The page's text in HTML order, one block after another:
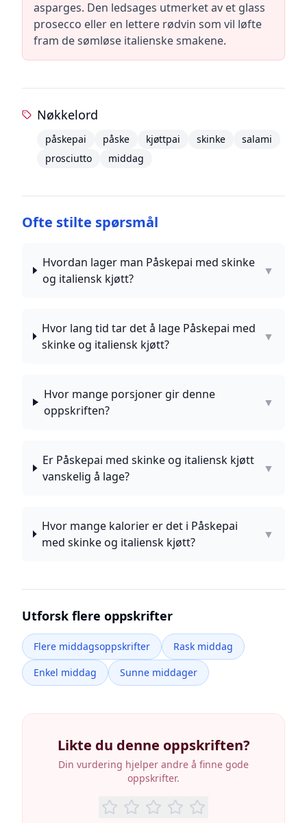
asparges. Den ledsages utmerket av et glass
prosecco eller en lettere rødvin som vil løfte
fram de sømløse italienske smakene.
Nøkkelord
påskepai påske kjøttpai skinke
salami
prosciutto
middag
Ofte stilte spørsmål
Hvordan lager man Påskepai med skinke
og italiensk kjøtt?
▼
Hvor lang tid tar det å lage Påskepai med
skinke og italiensk kjøtt?
▼
Hvor mange porsjoner gir denne
oppskriften?
▼
Er Påskepai med skinke og italiensk kjøtt
vanskelig å lage?
▼
Hvor mange kalorier er det i Påskepai
med skinke og italiensk kjøtt?
▼
Utforsk flere oppskrifter
Flere middagsoppskrifter
Rask middag
Enkel middag
Sunne middager
Likte du denne oppskriften?
Din vurdering hjelper andre å finne gode
oppskrifter.